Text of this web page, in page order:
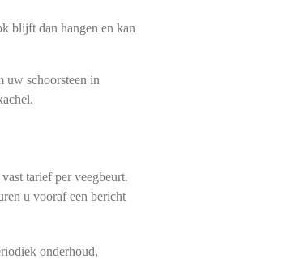
blijft dan hangen en kan
uw schoorsteen in
tarief per veegbeurt.
u vooraf een bericht
onderhoud,